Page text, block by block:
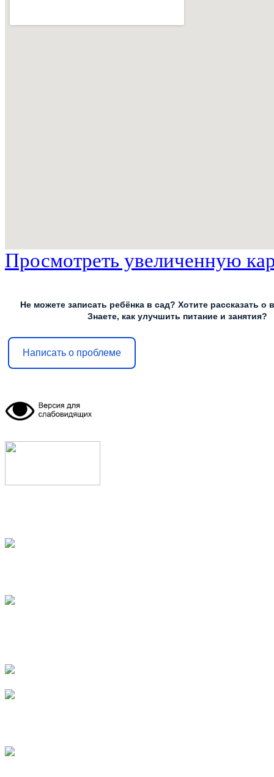
Просмотреть увеличенную
Не можете записать ребёнка в сад? Хотите рассказать о
Знаете, как улучшить питание и занятия?
Написать о проблеме